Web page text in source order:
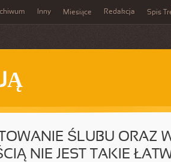
Inny Miesiące Redakcja Spis
ŚLUBU ORAZ
NIE JEST TAKIE